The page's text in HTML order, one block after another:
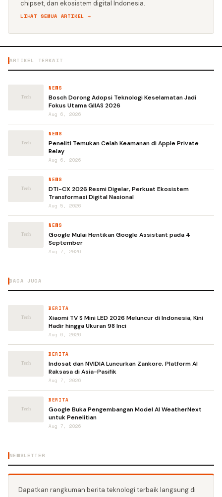
chipset, dan ekosistem digital Indonesia.
LIHAT SEMUA ARTIKEL →
ARTIKEL TERKAIT
NEWS
Bosch Dorong Adopsi Teknologi Keselamatan Jadi
Fokus Utama GIIAS 2026
Aug 6, 2026
NEWS
Peneliti Temukan Celah Keamanan di Apple Private
Relay
Aug 6, 2026
NEWS
DTI-CX 2026 Resmi Digelar, Perkuat Ekosistem
Transformasi Digital Nasional
Aug 5, 2026
NEWS
Google Mulai Hentikan Google Assistant pada 4
September
Aug 7, 2026
BACA JUGA
BERITA
Xiaomi TV S Mini LED 2026 Meluncur di Indonesia, Kini
Hadir hingga Ukuran 98 Inci
Aug 6, 2026
BERITA
Indosat dan NVIDIA Luncurkan Zankore, Platform AI
Raksasa di Asia-Pasifik
Aug 7, 2026
BERITA
Google Buka Pengembangan Model AI WeatherNext
untuk Penelitian
Aug 7, 2026
NEWSLETTER
Dapatkan rangkuman berita teknologi terbaik langsung di